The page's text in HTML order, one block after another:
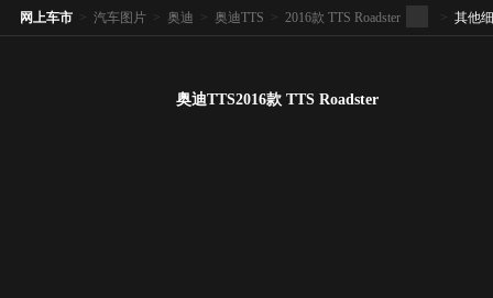
网上车市 > 汽车图片 > 奥迪 > 奥迪TTS > 2016款 TTS Roadster > 其他
奥迪TTS2016款 TTS Roadster